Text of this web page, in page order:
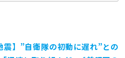
震】”自衛隊の初動に遅れ”との